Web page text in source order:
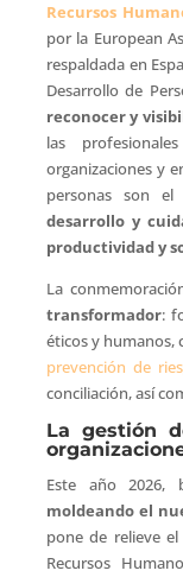
Recursos
por la European
respaldada en
Desarrollo de
reconocer y
las
organizaciones y
personas son
desarrollo y
productividad y
La
transformador:
éticos y humanos,
prevención de
conciliación, así
La gestión
Este año 2026,
moldeando el
pone de relieve
Recursos